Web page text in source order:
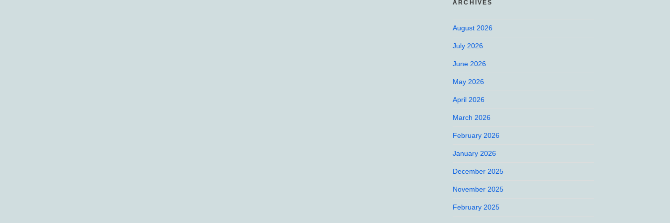
ARCHIVES
August 2026
July 2026
June 2026
May 2026
April 2026
March 2026
February 2026
January 2026
December 2025
November 2025
February 2025